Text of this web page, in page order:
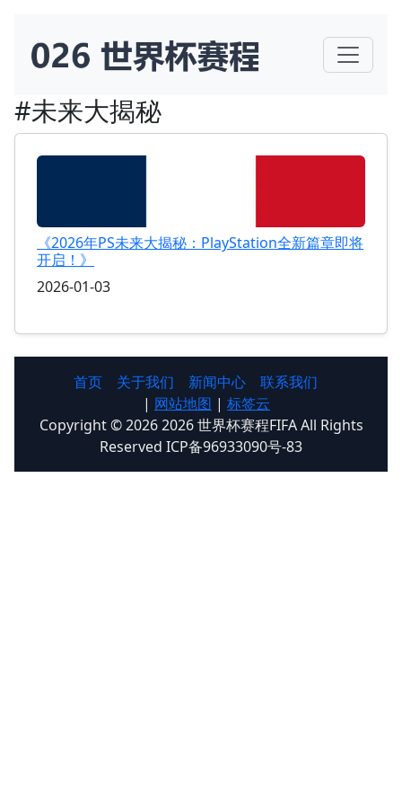
#未来大揭秘
《2026年PS未来大揭秘：PlayStation全新篇章即将
开启！》
2026-01-03
首页 关于我们 新闻中心
联系我们
| 网站地图 | 标签云
Copyright © 2026 2026 世界杯赛程FIFA All Rights
Reserved ICP备96933090号-83